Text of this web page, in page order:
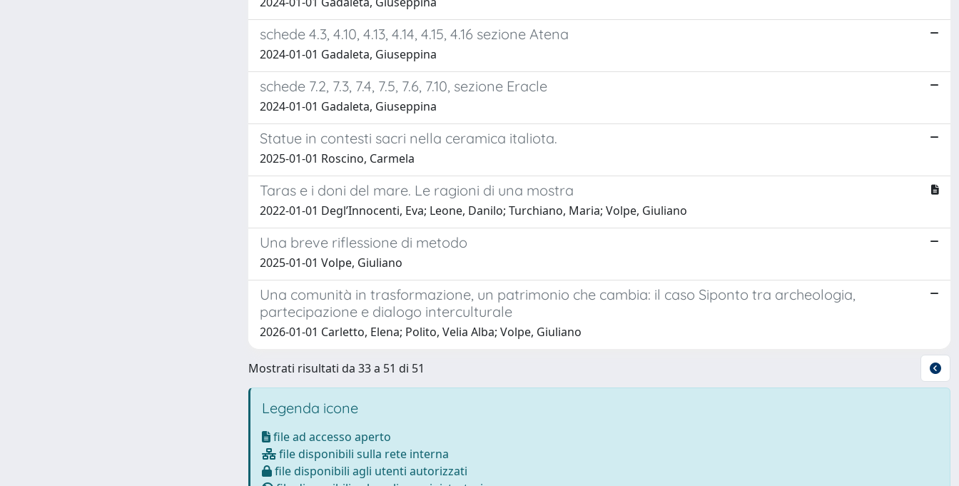
schede 4.3, 4.10, 4.13, 4.14, 4.15, 4.16 sezione Atena
2024-01-01 Gadaleta, Giuseppina
schede 7.2, 7.3, 7.4, 7.5, 7.6, 7.10, sezione Eracle
2024-01-01 Gadaleta, Giuseppina
Statue in contesti sacri nella ceramica italiota.
2025-01-01 Roscino, Carmela
Taras e i doni del mare. Le ragioni di una mostra
2022-01-01 Degl’Innocenti, Eva; Leone, Danilo; Turchiano, Maria; Volpe, Giuliano
Una breve riflessione di metodo
2025-01-01 Volpe, Giuliano
Una comunità in trasformazione, un patrimonio che cambia: il caso Siponto tra archeologia,
partecipazione e dialogo interculturale
2026-01-01 Carletto, Elena; Polito, Velia Alba; Volpe, Giuliano
Mostrati risultati da 33 a 51 di 51
Legenda icone
file ad accesso aperto
file disponibili sulla rete interna
file disponibili agli utenti autorizzati